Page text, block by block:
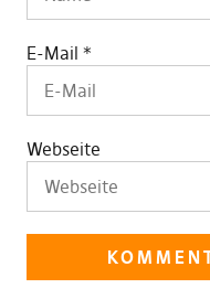
E-Mail *
Webseite